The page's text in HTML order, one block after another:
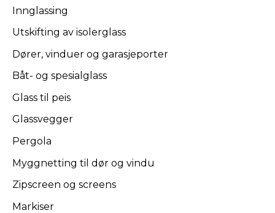
Innglassing
Utskifting av isolerglass
Dører, vinduer og garasjeporter
Båt- og spesialglass
Glass til peis
Glassvegger
Pergola
Myggnetting til dør og vindu
Zipscreen og screens
Markiser